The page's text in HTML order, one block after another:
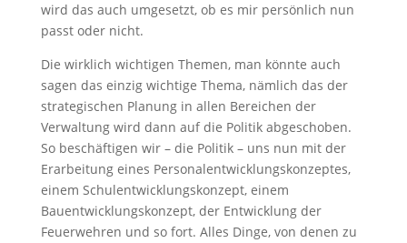
wird das auch umgesetzt, ob es mir persönlich nun
passt oder nicht.
Die wirklich wichtigen Themen, man könnte auch
sagen das einzig wichtige Thema, nämlich das der
strategischen Planung in allen Bereichen der
Verwaltung wird dann auf die Politik abgeschoben.
So beschäftigen wir – die Politik – uns nun mit der
Erarbeitung eines Personalentwicklungskonzeptes,
einem Schulentwicklungskonzept, einem
Bauentwicklungskonzept, der Entwicklung der
Feuerwehren und so fort. Alles Dinge, von denen zu